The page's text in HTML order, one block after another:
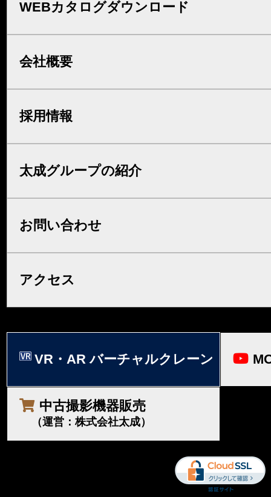
WEBカタログダウンロード
会社概要
採用情報
太成グループの紹介
お問い合わせ
アクセス
VR・AR バーチャルクレーン
中古撮影機器販売
（運営：株式会社太成）